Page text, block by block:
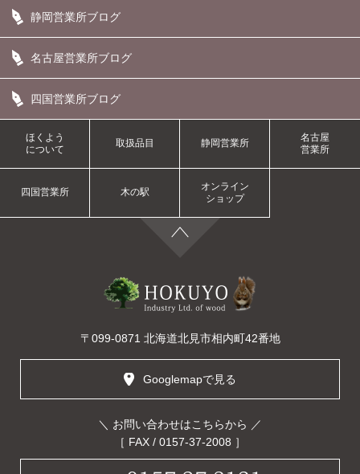
静岡営業所ブログ
名古屋営業所ブログ
四国営業所ブログ
ほくよう
について
取扱品目 静岡営業所
名古屋
営業所
四国営業所 木の駅
オンライン
ショップ
〒099-0871 北海道北見市相内町42番地
Googlemapで見る
＼ お問い合わせはこちらから ／
［ FAX / 0157-37-2008 ］